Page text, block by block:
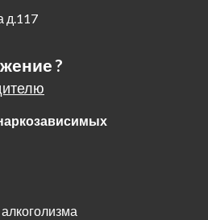
д.117
?